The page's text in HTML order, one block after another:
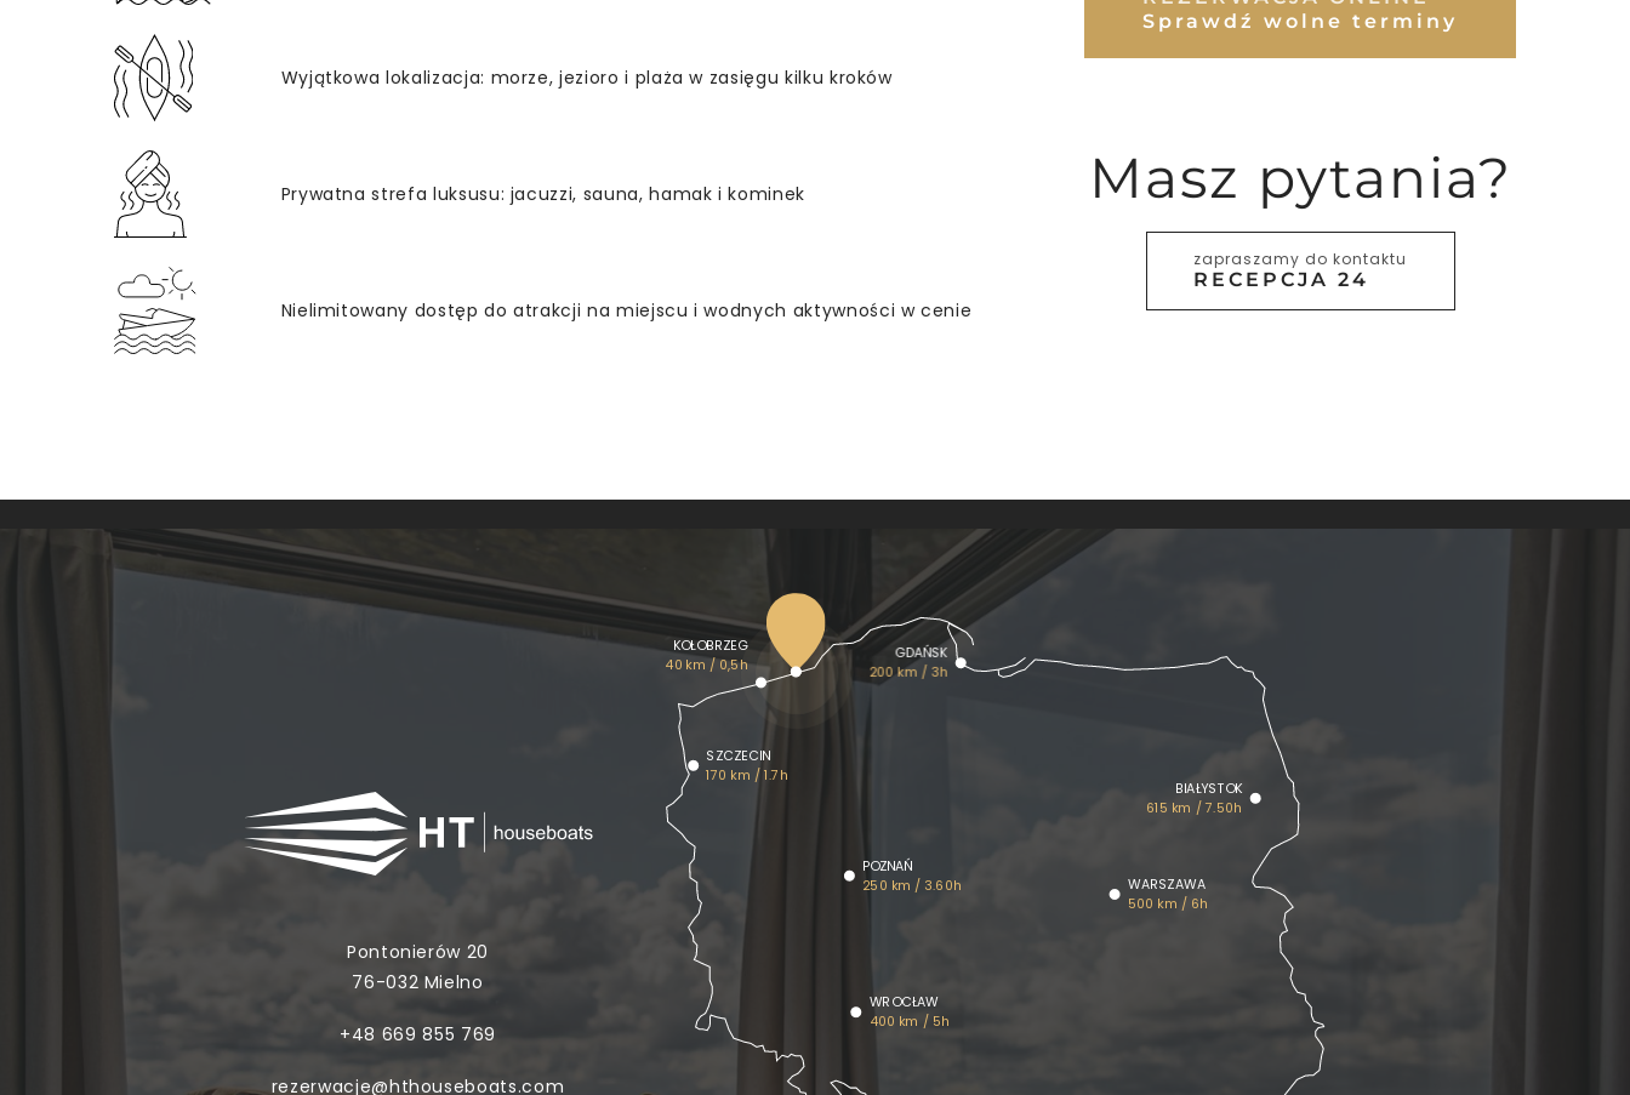
Wyjątkowa lokalizacja: morze, jezioro i plaża w zasięgu kilku kroków
Prywatna strefa luksusu: jacuzzi, sauna, hamak i kominek
Nielimitowany dostęp do atrakcji na miejscu i wodnych aktywności w cenie
Sprawdź wolne terminy
Masz pytania?
zapraszamy do kontaktu
RECEPCJA 24
Pontonierów 20
76-032 Mielno
+48 669 855 769
rezerwacje@hthouseboats.com
GDAŃSK
200 km / 3h
WARSZAWA
500 km / 6h
BIAŁYSTOK
615 km / 7.50h
WROCŁAW
400 km / 5h
POZNAŃ
250 km / 3.60h
SZCZECIN
170 km / 1.7h
KOŁOBRZEG
40 km / 0,5h